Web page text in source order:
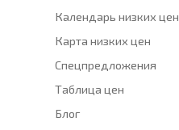
Календарь низких цен
Карта низких цен
Спецпредложения
Таблица цен
Блог